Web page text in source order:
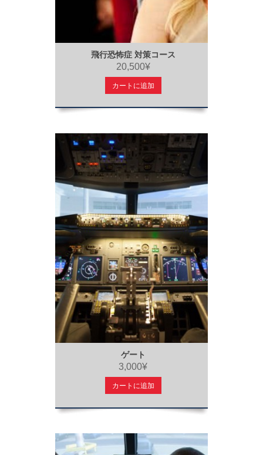
飛行恐怖症 対策コース
20,500¥
カートに追加
ゲート
3,000¥
カートに追加